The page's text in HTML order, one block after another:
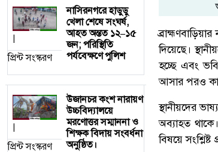
|
প্রিন্ট সংস্করণ
নাসিরনগরে হাডুডু
খেলা শেষে সংঘর্ষ,
আহত অন্তত ১২–১৫
জন; পরিস্থিতি
পর্যবেক্ষণে পুলিশ
|
প্রিন্ট সংস্করণ
উজানচর কংশ নারায়ণ
উচ্চবিদ্যালয়ে
মরণোত্তর সম্মাননা ও
শিক্ষক বিদায় সংবর্ধনা
অনুষ্ঠিত।
দিয়েছে।
হচ্ছে এবং
আসার পরও
স্থানীয়দের
অব্যাহত
বিষয়ে